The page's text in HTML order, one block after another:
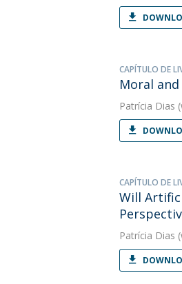
CAPÍTULO DE
Moral
Patrícia Dias
CAPÍTULO DE
Will
Patrícia Dias